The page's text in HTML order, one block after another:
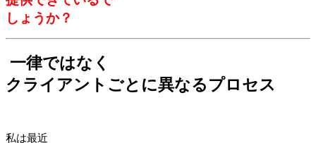
しょうか？
一律ではなく
クライアントごとに異なるプロセス
私は最近